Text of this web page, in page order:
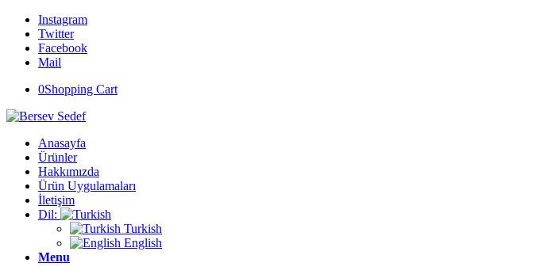
Instagram
Twitter
Facebook
Mail
0Shopping Cart
Anasayfa
Ürünler
Hakkımızda
Ürün Uygulamaları
İletişim
Dil:
Turkish
English
Menu